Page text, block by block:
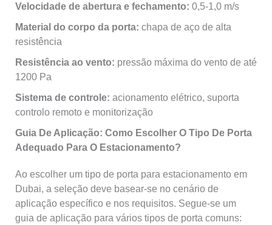
Velocidade de abertura e fechamento: 0,5-1,0 m/s
Material do corpo da porta: chapa de aço de alta
resistência
Resistência ao vento: pressão máxima do vento de até
1200 Pa
Sistema de controle: acionamento elétrico, suporta
controlo remoto e monitorização
Guia De Aplicação: Como Escolher O Tipo De Porta
Adequado Para O Estacionamento?
Ao escolher um tipo de porta para estacionamento em
Dubai, a seleção deve basear‑se no cenário de
aplicação específico e nos requisitos. Segue‑se um
guia de aplicação para vários tipos de porta comuns: